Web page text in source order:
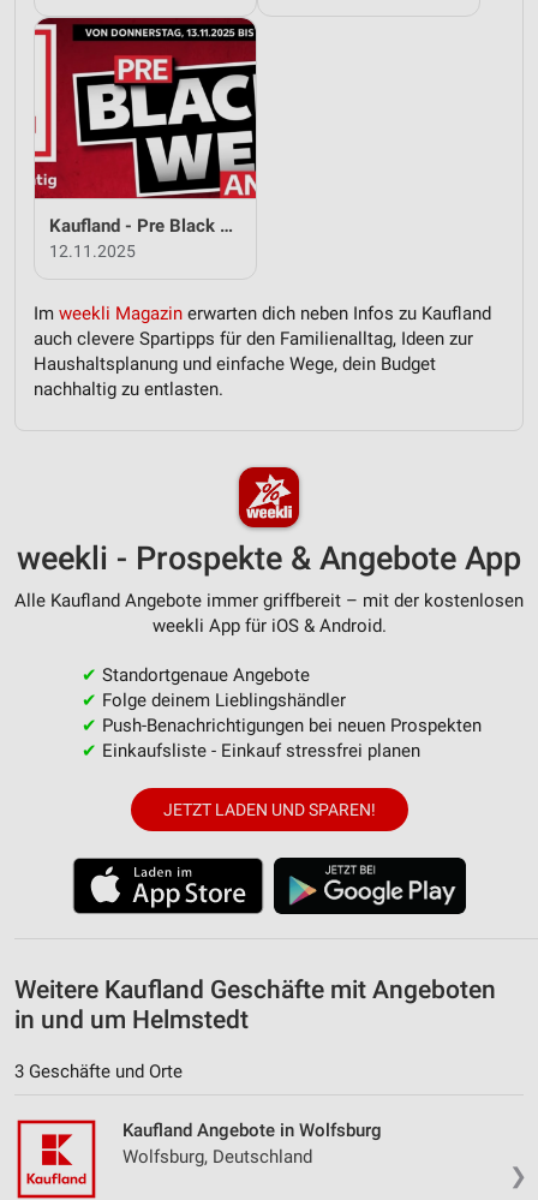
Kaufland - Pre Black Week Angebote
12.11.2025
Im weekli Magazin erwarten dich neben Infos zu Kaufland
auch clevere Spartipps für den Familienalltag, Ideen zur
Haushaltsplanung und einfache Wege, dein Budget
nachhaltig zu entlasten.
weekli - Prospekte & Angebote App
Alle Kaufland Angebote immer griffbereit – mit der kostenlosen
weekli App für iOS & Android.
✔ Standortgenaue Angebote
✔ Folge deinem Lieblingshändler
✔ Push-Benachrichtigungen bei neuen Prospekten
✔ Einkaufsliste - Einkauf stressfrei planen
JETZT LADEN UND SPAREN!
Weitere Kaufland Geschäfte mit Angeboten
in und um Helmstedt
3 Geschäfte und Orte
❯
Kaufland Angebote in Wolfsburg
Wolfsburg, Deutschland
Verwendung reduzierter Daten zur Auswahl von
Werbeanzeigen
Erstellung von Profilen für personalisierte
Werbung
Verwendung von Profilen zur Auswahl
personalisierter Werbung
Erstellung von Profilen zur Personalisierung
Verwendung von Profilen zur Auswahl
personalisierter Inhalte
Messung der Werbeleistung
Analyse von Zielgruppen durch Statistiken oder
Kombinationen von Daten aus verschiedenen
Quellen
Entwicklung und Verbesserung der Angebote
Verwendung reduzierter Daten zur Auswahl von
IAB-Besonderheiten:
Verwendung genauer Standortdaten
Geräte anhand von aktiv angeforderten
Informationen identifizieren
Notwendig
Funktional
Werbung